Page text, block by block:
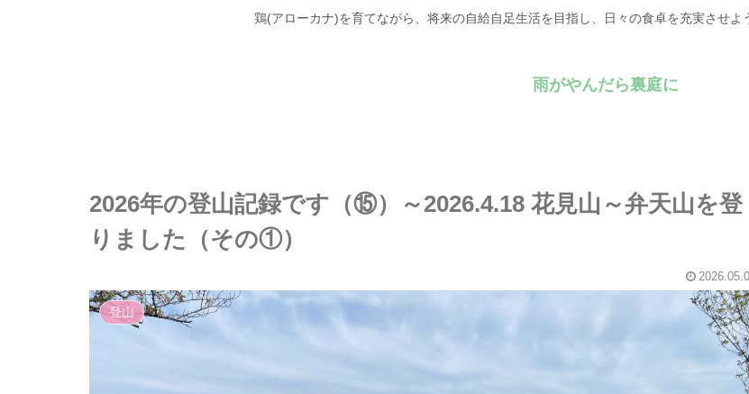
鶏(アローカナ)を育てながら、将来の自給自足生活を目指し、日々の食卓を充実させ
雨がやんだら裏庭に
2026年の登山記録です（⑮）～2026.4.18 花見山～弁天山を登
りました（その①）
登山